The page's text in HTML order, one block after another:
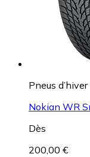
Pneus d’hiver
Nokian WR
Dès
200,00 €